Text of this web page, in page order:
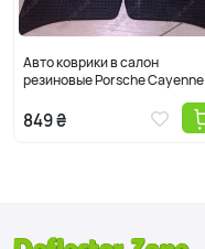
Авто коврики в салон
резиновые Porsche Cayenne
849 ₴